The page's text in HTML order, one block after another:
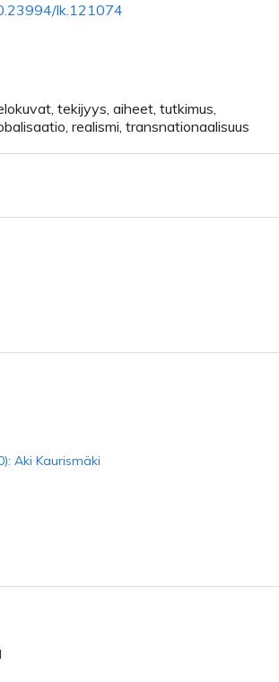
lk.121074
tekijyys, aiheet, tutkimus,
realismi, transnationaalisuus
Aki Kaurismäki